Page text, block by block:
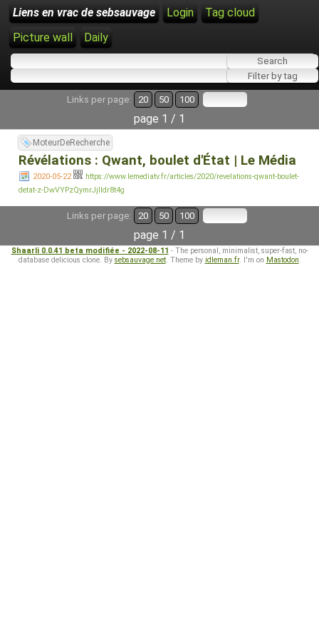
Liens en vrac de sebsauvage Login
Tag cloud
Picture wall
Daily
Links per page: 20 50 100
page 1 / 1
MoteurDeRecherche
Révélations : Qwant, boulet d'État | Le Média
2020-05-22
https://www.lemediatv.fr/articles/2020/revelations-qwant-boulet-
detat-z-DwVYPzQymrJjlldr8t4g
Links per page: 20 50 100
page 1 / 1
Shaarli 0.0.41 beta modifiée - 2022-08-11 - The personal, minimalist, super-fast, no-
database delicious clone. By sebsauvage.net. Theme by idleman.fr. I'm on Mastodon.